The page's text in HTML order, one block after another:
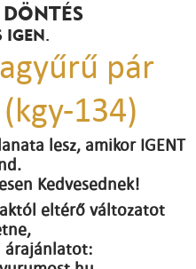
IGEN.
pár
134)
lesz, amikor IGENT
Kedvesednek!
eltérő változatot
árajánlatot: